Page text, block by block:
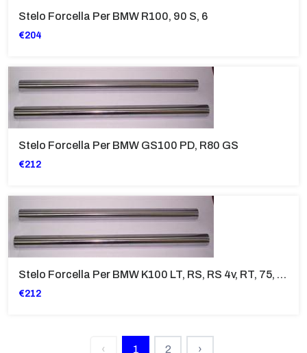
Stelo Forcella Per BMW R100, 90 S, 6
€204
Stelo Forcella Per BMW GS100 PD, R80 GS
€212
Stelo Forcella Per BMW K100 LT, RS, RS 4v, RT, 75, 75 C, RT, S
€212
‹ 1 2 ›